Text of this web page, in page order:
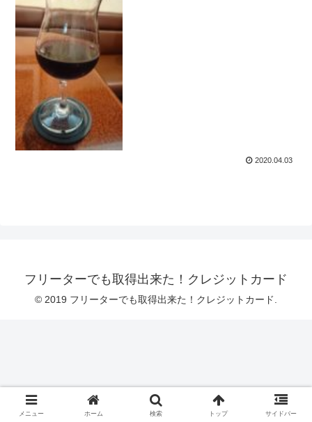
2020.04.03
フリーターでも取得出来た！クレジットカード
© 2019 フリーターでも取得出来た！クレジットカード.
メニュー ホーム 検索 トップ サイドバー